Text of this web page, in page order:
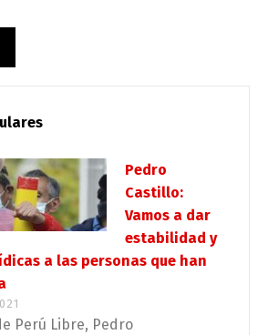
Pedro
Castillo:
Vamos a dar
estabilidad y
a las personas que han
Perú Libre, Pedro